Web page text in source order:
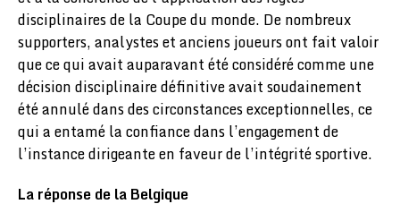
disciplinaires de la Coupe du monde. De nombreux
supporters, analystes et anciens joueurs ont fait valoir
que ce qui avait auparavant été considéré comme une
décision disciplinaire définitive avait soudainement
été annulé dans des circonstances exceptionnelles, ce
qui a entamé la confiance dans l’engagement de
l’instance dirigeante en faveur de l’intégrité sportive.
La réponse de la Belgique